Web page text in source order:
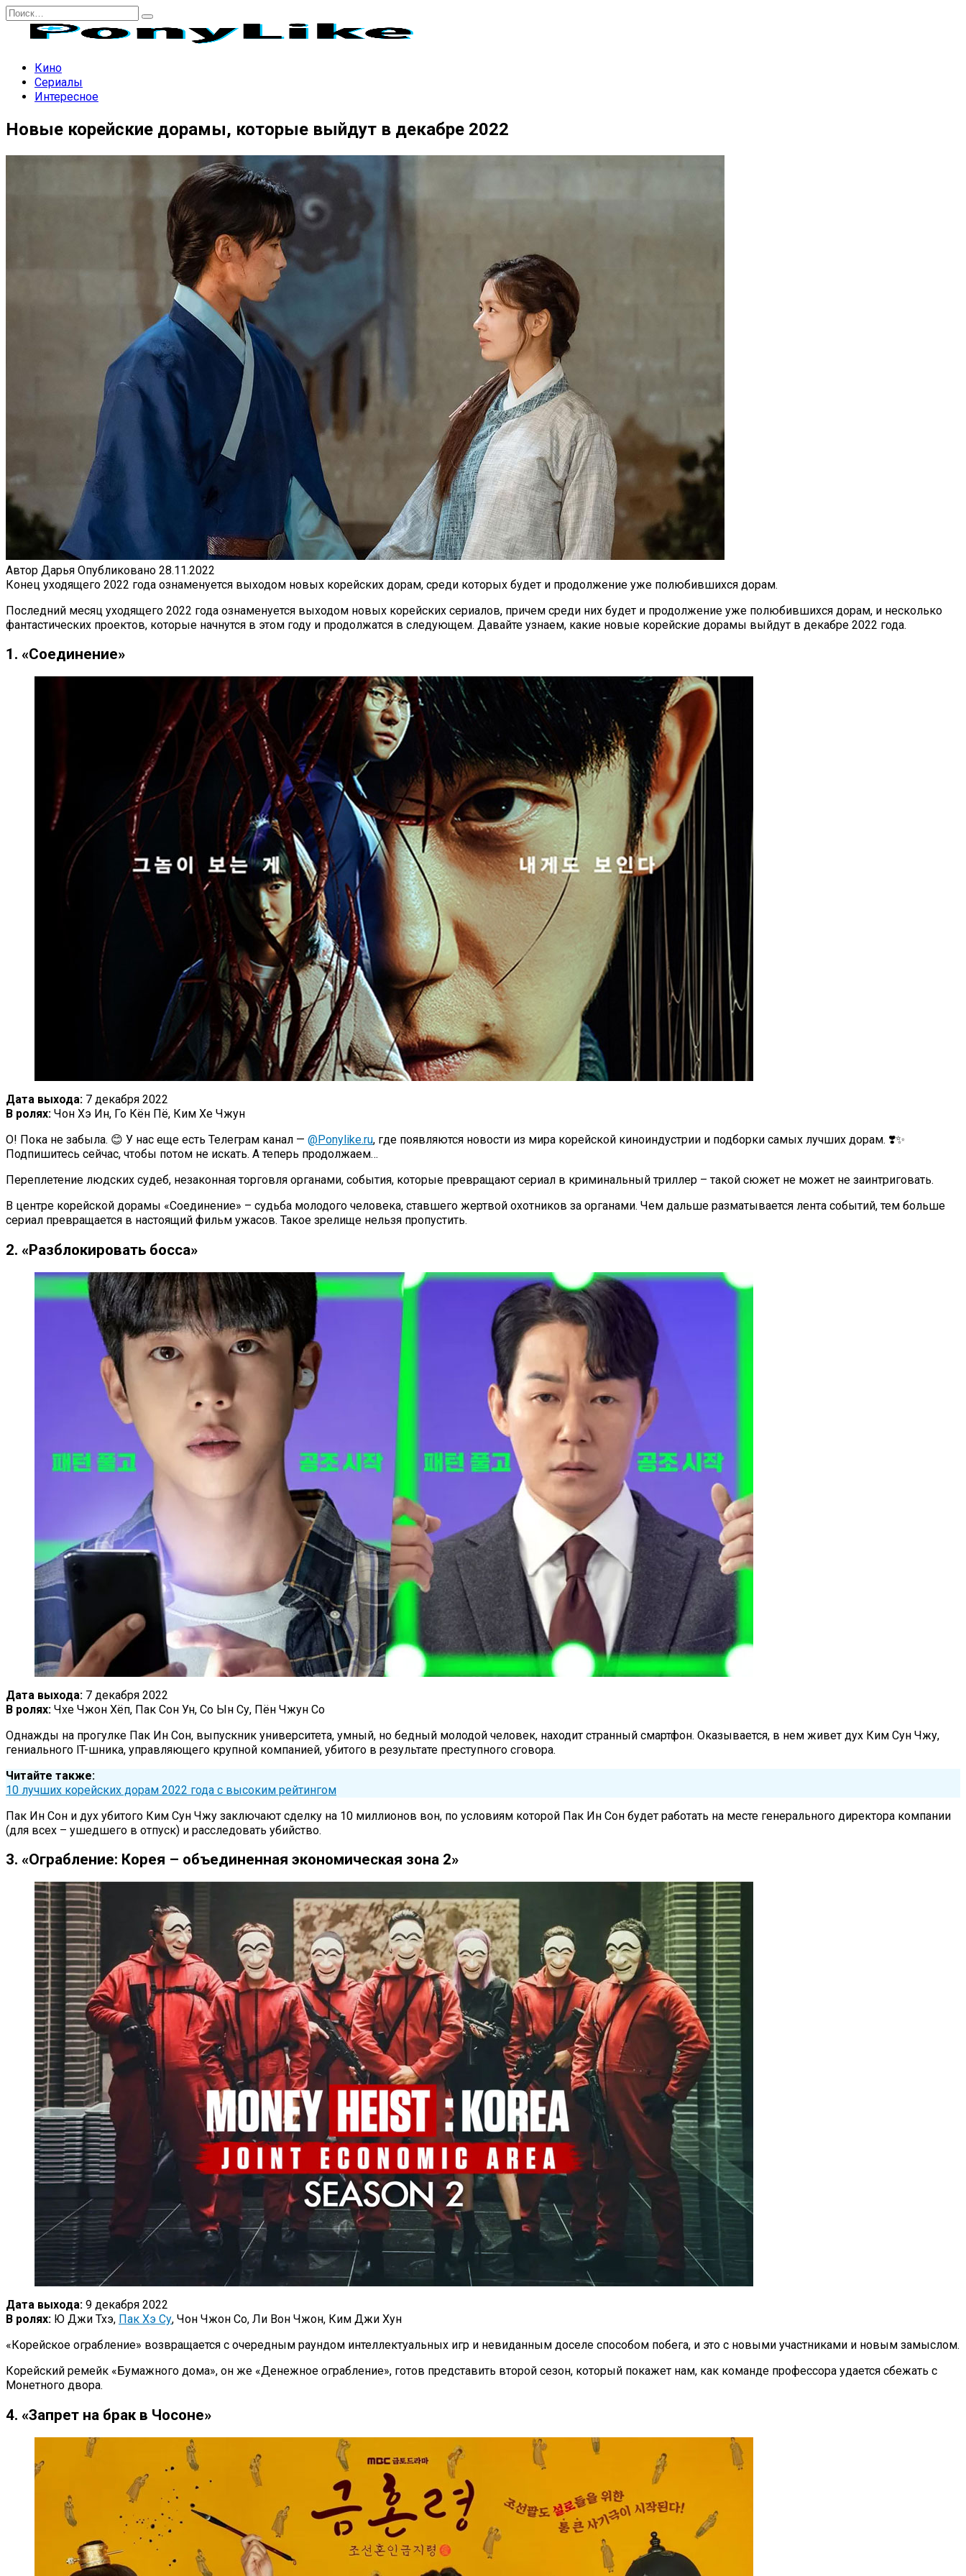
Перейти
содержанию
Search
Кино
Сериалы
Интересное
Новые корейские дорамы, которые выйдут в декабре 2022
Автор Дарья Опубликовано 28.11.2022
Конец уходящего 2022 года ознаменуется выходом новых корейских дорам, среди которых будет и продолжение уже полюбившихся дорам.
Последний месяц уходящего 2022 года ознаменуется выходом новых корейских сериалов, причем среди них будет и продолжение уже полюбившихся дорам, и несколько
фантастических проектов, которые начнутся в этом году и продолжатся в следующем. Давайте узнаем, какие новые корейские дорамы выйдут в декабре 2022 года.
1. «Соединение»
Дата выхода: 7 декабря 2022
В ролях: Чон Хэ Ин, Го Кён Пё, Ким Хе Чжун
О! Пока не забыла. 😊 У нас еще есть Телеграм канал — @Ponylike.ru, где появляются новости из мира корейской киноиндустрии и подборки самых лучших дорам. ❣️✨
Подпишитесь сейчас, чтобы потом не искать. А теперь продолжаем…
Переплетение людских судеб, незаконная торговля органами, события, которые превращают сериал в криминальный триллер – такой сюжет не может не заинтриговать.
В центре корейской дорамы «Соединение» – судьба молодого человека, ставшего жертвой охотников за органами. Чем дальше разматывается лента событий, тем больше
сериал превращается в настоящий фильм ужасов. Такое зрелище нельзя пропустить.
2. «Разблокировать босса»
Дата выхода: 7 декабря 2022
В ролях: Чхе Чжон Хёп, Пак Сон Ун, Со Ын Су, Пён Чжун Со
Однажды на прогулке Пак Ин Сон, выпускник университета, умный, но бедный молодой человек, находит странный смартфон. Оказывается, в нем живет дух Ким Сун Чжу,
гениального lT-шника, управляющего крупной компанией, убитого в результате преступного сговора.
Читайте также:
10 лучших корейских дорам 2022 года с высоким рейтингом
Пак Ин Сон и дух убитого Ким Сун Чжу заключают сделку на 10 миллионов вон, по условиям которой Пак Ин Сон будет работать на месте генерального директора компании
(для всех – ушедшего в отпуск) и расследовать убийство.
3. «Ограбление: Корея – объединенная экономическая зона 2»
Дата выхода: 9 декабря 2022
В ролях: Ю Джи Тхэ, Пак Хэ Су, Чон Чжон Со, Ли Вон Чжон, Ким Джи Хун
«Корейское ограбление» возвращается с очередным раундом интеллектуальных игр и невиданным доселе способом побега, и это с новыми участниками и новым замыслом.
Корейский ремейк «Бумажного дома», он же «Денежное ограбление», готов представить второй сезон, который покажет нам, как команде профессора удается сбежать с
Монетного двора.
4. «Запрет на брак в Чосоне»